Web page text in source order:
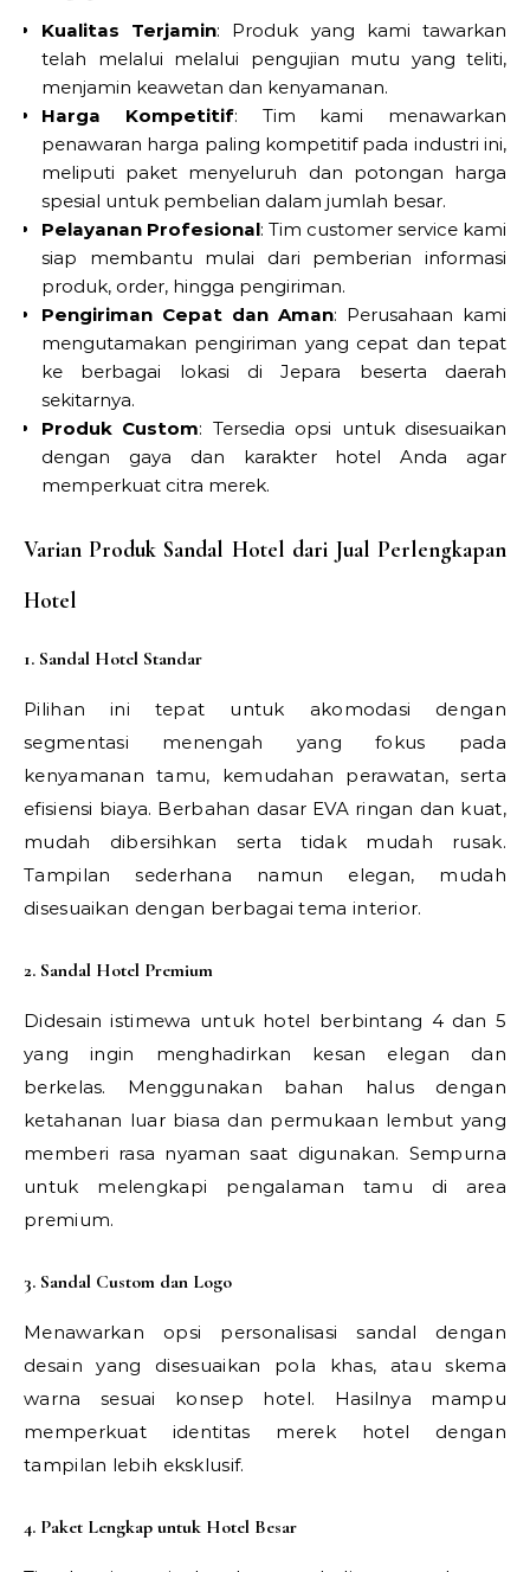
Kualitas Terjamin: Produk yang kami tawarkan
telah melalui melalui pengujian mutu yang teliti,
menjamin keawetan dan kenyamanan.
Harga Kompetitif: Tim kami menawarkan
penawaran harga paling kompetitif pada industri ini,
meliputi paket menyeluruh dan potongan harga
spesial untuk pembelian dalam jumlah besar.
Pelayanan Profesional: Tim customer service kami
siap membantu mulai dari pemberian informasi
produk, order, hingga pengiriman.
Pengiriman Cepat dan Aman: Perusahaan kami
mengutamakan pengiriman yang cepat dan tepat
ke berbagai lokasi di Jepara beserta daerah
sekitarnya.
Produk Custom: Tersedia opsi untuk disesuaikan
dengan gaya dan karakter hotel Anda agar
memperkuat citra merek.
Varian Produk Sandal Hotel dari Jual Perlengkapan
Hotel
1. Sandal Hotel Standar
Pilihan ini tepat untuk akomodasi dengan
segmentasi menengah yang fokus pada
kenyamanan tamu, kemudahan perawatan, serta
efisiensi biaya. Berbahan dasar EVA ringan dan kuat,
mudah dibersihkan serta tidak mudah rusak.
Tampilan sederhana namun elegan, mudah
disesuaikan dengan berbagai tema interior.
2. Sandal Hotel Premium
Didesain istimewa untuk hotel berbintang 4 dan 5
yang ingin menghadirkan kesan elegan dan
berkelas. Menggunakan bahan halus dengan
ketahanan luar biasa dan permukaan lembut yang
memberi rasa nyaman saat digunakan. Sempurna
untuk melengkapi pengalaman tamu di area
premium.
3. Sandal Custom dan Logo
Menawarkan opsi personalisasi sandal dengan
desain yang disesuaikan pola khas, atau skema
warna sesuai konsep hotel. Hasilnya mampu
memperkuat identitas merek hotel dengan
tampilan lebih eksklusif.
4. Paket Lengkap untuk Hotel Besar